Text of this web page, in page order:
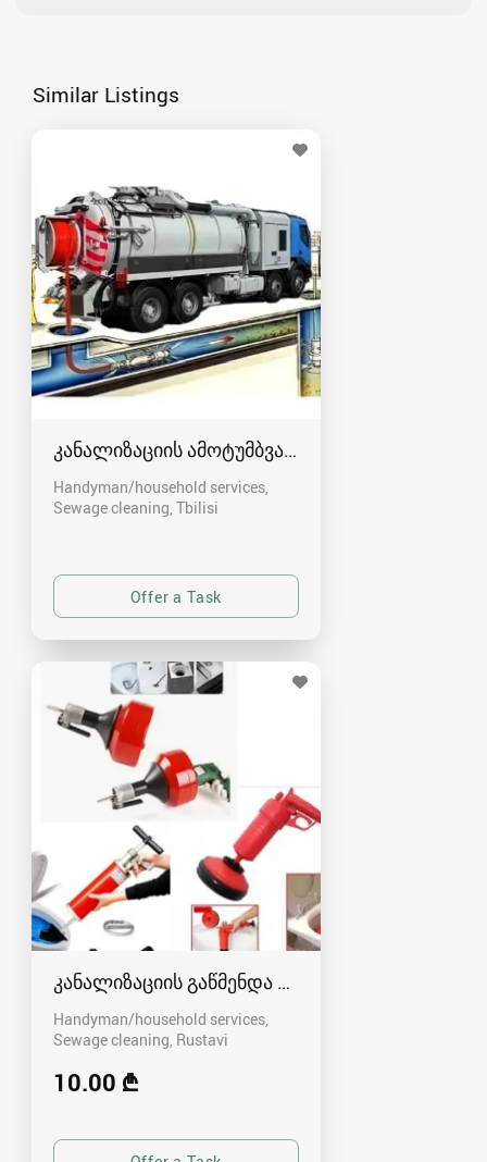
Similar Listings
კანალიზაციის ამოტუმბვა, გაწმენდა
Handyman/household services,
Sewage cleaning Tbilisi
კანალიზაციის გაწმენდა რუსთავში - 591004680
Handyman/household services,
Sewage cleaning Rustavi
10.00 ₾